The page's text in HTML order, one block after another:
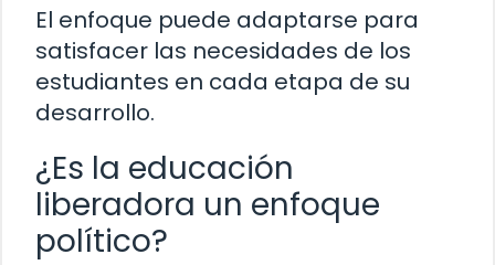
El enfoque puede adaptarse para
satisfacer las necesidades de los
estudiantes en cada etapa de su
desarrollo.
¿Es la educación
liberadora un enfoque
político?